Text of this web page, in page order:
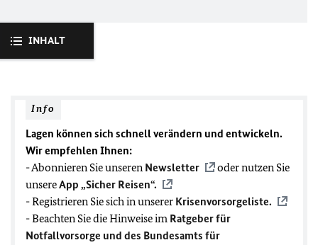
INHALT
Info
Lagen können sich schnell verändern und entwickeln.
Wir empfehlen Ihnen:
- Abonnieren Sie unseren Newsletter
oder nutzen Sie
unsereApp „Sicher Reisen“.
- Registrieren Sie sich in unserer Krisenvorsorgeliste.
- Beachten Sie die Hinweise im Ratgeber für
Notfallvorsorge und des Bundesamts für